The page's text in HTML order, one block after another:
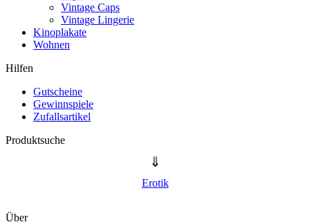
Vintage Caps
Vintage Lingerie
Kinoplakate
Wohnen
Hilfen
Gutscheine
Gewinnspiele
Zufallsartikel
Produktsuche
⇓
Erotik
Über